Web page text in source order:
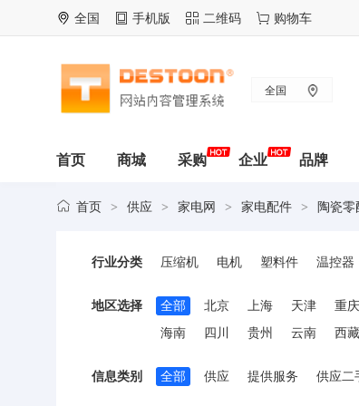
全国 手机版 二维码 购物车
全国
首页 商城 采购 企业 品牌
首页 > 供应 > 家电网 > 家电配件 > 陶瓷零
行业分类 压缩机 电机 塑料件 温控器
地区选择 全部 北京 上海 天津 重庆
海南
四川 贵州 云南 西藏
信息类别 全部 供应 提供服务 供应二